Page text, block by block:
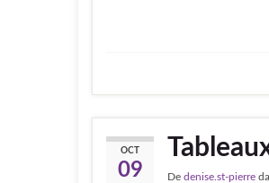
OCT
09 De denise.st-pierre